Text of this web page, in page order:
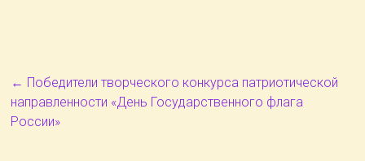
← Победители творческого конкурса патриотической
направленности «День Государственного флага
России»